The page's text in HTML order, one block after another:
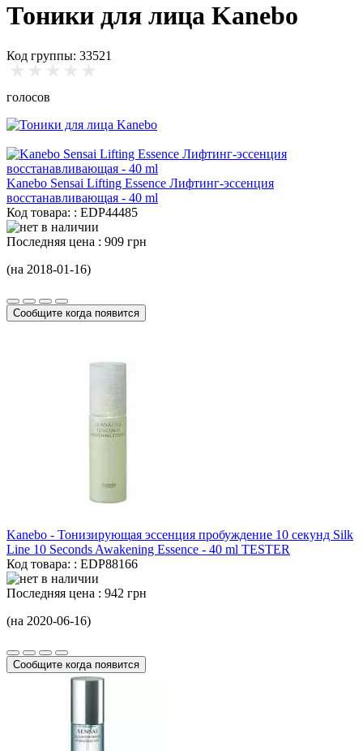
Тоники для лица Kanebo
Код группы: 33521
голосов
Kanebo Sensai Lifting Essence Лифтинг-эссенция
восстанавливающая - 40 ml
Код товара: : EDP44485
Последняя цена : 909 грн
(на 2018-01-16)
Сообщите когда появится
Kanebo - Тонизирующая эссенция пробуждение 10 секунд Silk
Line 10 Seconds Awakening Essence - 40 ml TESTER
Код товара: : EDP88166
Последняя цена : 942 грн
(на 2020-06-16)
Сообщите когда появится